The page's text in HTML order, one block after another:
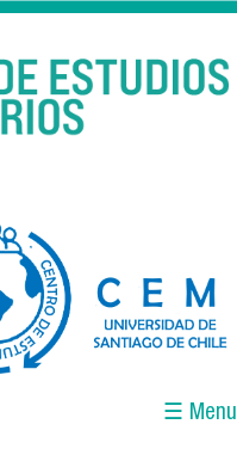
☰ Menu